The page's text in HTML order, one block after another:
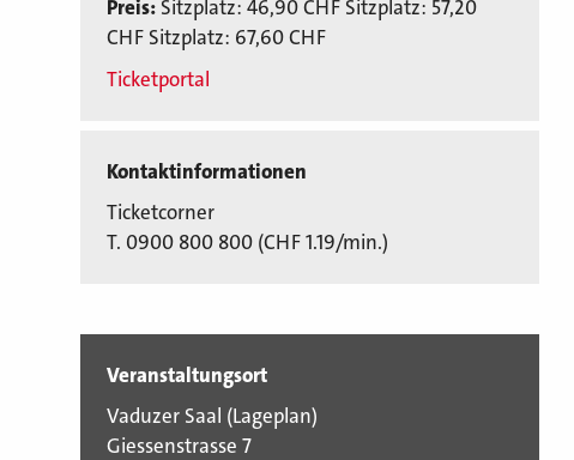
Preis: Sitzplatz: 46,90 CHF Sitzplatz: 57,20
CHF Sitzplatz: 67,60 CHF
Ticketportal
Kontaktinformationen
Ticketcorner
T. 0900 800 800 (CHF 1.19/min.)
Veranstaltungsort
Vaduzer Saal (Lageplan)
Giessenstrasse 7